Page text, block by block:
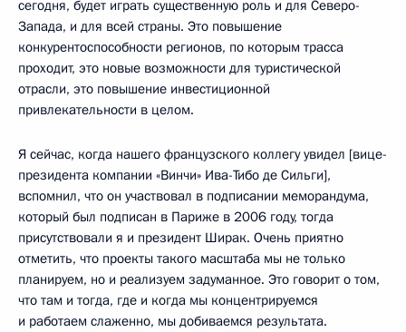
сегодня, будет играть существенную роль и для Северо-
Запада, и для всей страны. Это повышение
конкурентоспособности регионов, по которым трасса
проходит, это новые возможности для туристической
отрасли, это повышение инвестиционной
привлекательности в целом.
Я сейчас, когда нашего французского коллегу увидел [вице-
президента компании «Винчи» Ива-Тибо де Сильги],
вспомнил, что он участвовал в подписании меморандума,
который был подписан в Париже в 2006 году, тогда
присутствовали я и президент Ширак. Очень приятно
отметить, что проекты такого масштаба мы не только
планируем, но и реализуем задуманное. Это говорит о том,
что там и тогда, где и когда мы концентрируемся
и работаем слаженно, мы добиваемся результата.